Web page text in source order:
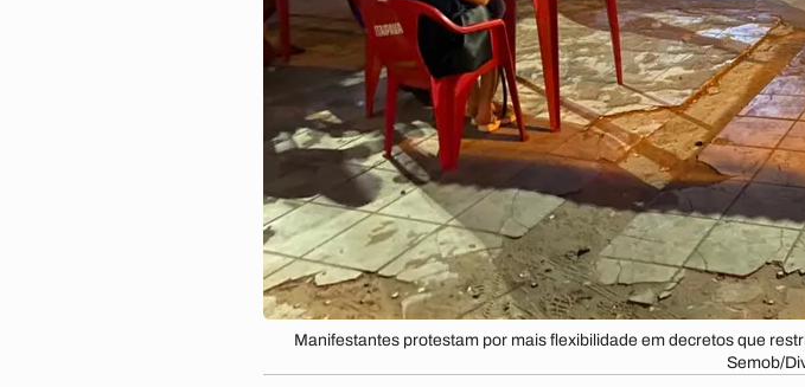
Manifestantes protestam por mais flexibilidade em decretos que
Semob/